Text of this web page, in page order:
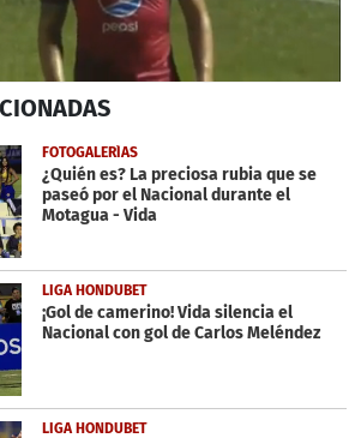
FOTOGALERÍAS
¿Quién es? La preciosa rubia que se
paseó por el Nacional durante el
Motagua - Vida
LIGA HONDUBET
¡Gol de camerino! Vida silencia el
Nacional con gol de Carlos Meléndez
LIGA HONDUBET